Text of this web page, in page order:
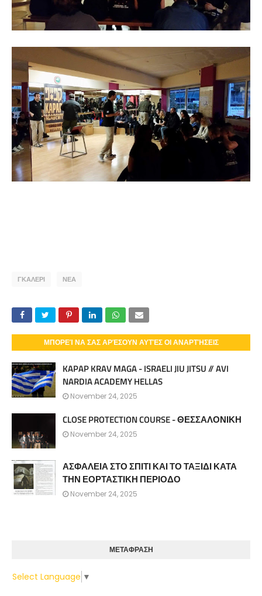
ΓΚΑΛΕΡΙ ΝΕΑ
ΜΠΟΡΕΊ ΝΑ ΣΑΣ ΑΡΈΣΟΥΝ ΑΥΤΈΣ ΟΙ ΑΝΑΡΤΉΣΕΙΣ
KAPAP KRAV MAGA - ISRAELI JIU JITSU // AVI
NARDIA ACADEMY HELLAS
November 24, 2025
CLOSE PROTECTION COURSE - ΘΕΣΣΑΛΟΝΙΚΗ
November 24, 2025
ΑΣΦΑΛΕΙΑ ΣΤΟ ΣΠΙΤΙ ΚΑΙ ΤΟ ΤΑΞΙΔΙ ΚΑΤΑ
ΤΗΝ ΕΟΡΤΑΣΤΙΚΗ ΠΕΡΙΟΔΟ
November 24, 2025
ΜΕΤΑΦΡΑΣΗ
Select Language ▼